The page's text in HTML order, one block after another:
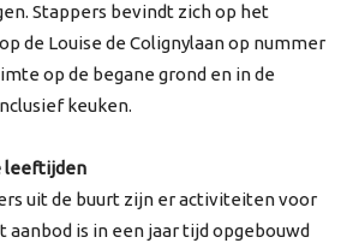
Stappers bevindt zich op het
de Louise de Colignylaan op nummer
op de begane grond en in de
keuken.
leeftijden
uit de buurt zijn er activiteiten voor
aanbod is in een jaar tijd opgebouwd